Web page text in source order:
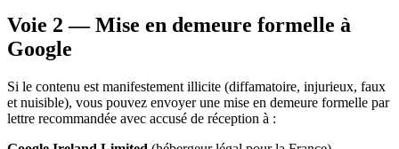
Voie 2 — Mise en demeure formelle à
Google
Si le contenu est manifestement illicite (diffamatoire, injurieux, faux
et nuisible), vous pouvez envoyer une mise en demeure formelle par
lettre recommandée avec accusé de réception à :